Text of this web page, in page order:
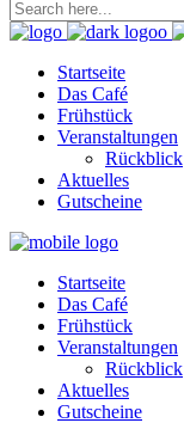
Startseite
Das Café
Frühstück
Veranstaltungen
Rückblick
Aktuelles
Gutscheine
Startseite
Das Café
Frühstück
Veranstaltungen
Rückblick
Aktuelles
Gutscheine